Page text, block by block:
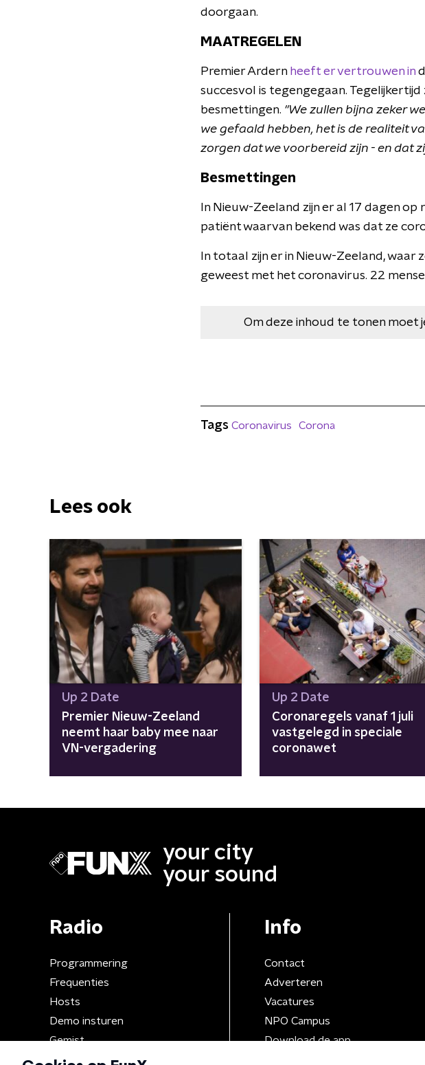
doorgaan.
MAATREGELEN
Premier Ardern heeft er vertrouwen in
succesvol is tegengegaan.
besmettingen. "We zullen bijna zeker
we gefaald hebben, het is de realiteit
zorgen dat we voorbereid zijn - en dat
Besmettingen
In Nieuw-Zeeland zijn er al 17 dagen
patiënt waarvan bekend was dat ze
In totaal zijn er in Nieuw-Zeeland, waar
geweest met het coronavirus. 22
Om deze inhoud te tonen moet
Tags Coronavirus Corona
Lees ook
Up 2 Date
Premier Nieuw-Zeeland
neemt haar baby mee naar
VN-vergadering
Up 2 Date
Coronaregels vanaf 1 juli
vastgelegd in speciale
coronawet
your city
your sound
Radio
Programmering
Frequenties
Hosts
Demo insturen
Gemist
Info
Contact
Adverteren
Vacatures
NPO Campus
Download de app